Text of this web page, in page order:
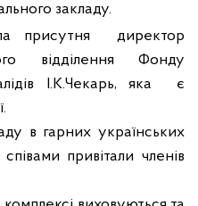
закладу.
присутня
директор
відділення Фонду
І.К.Чекарь, яка
є
в гарних українських
привітали членів